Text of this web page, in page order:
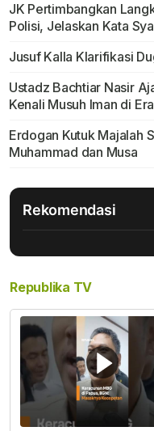
JK Pertimbangkan
Polisi, Jelaskan Kata
Jusuf Kalla Klarifikasi
Ustadz Bachtiar Nasir
Kenali Musuh Iman di
Erdogan Kutuk Majalah
Muhammad dan Musa
Rekomendasi
Republika TV